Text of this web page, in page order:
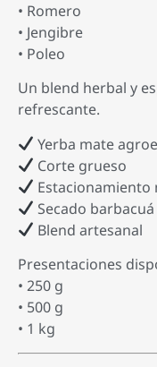
• Romero
• Jengibre
• Poleo
Un blend herbal y
refrescante.
Yerba mate
Corte grueso
Estacionamiento
Secado barbacuá
Blend artesanal
Presentaciones
• 250 g
• 500 g
• 1 kg